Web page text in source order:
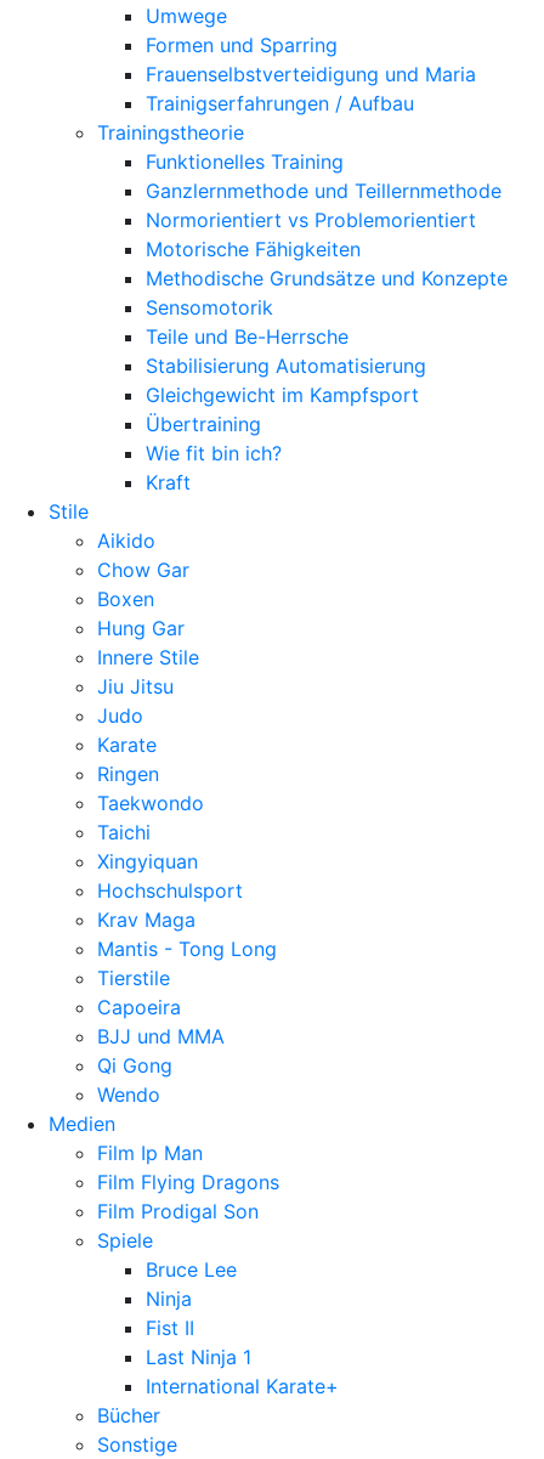
Umwege
Formen und Sparring
Frauenselbstverteidigung und Maria
Trainigserfahrungen / Aufbau
Trainingstheorie
Funktionelles Training
Ganzlernmethode und Teillernmethode
Normorientiert vs Problemorientiert
Motorische Fähigkeiten
Methodische Grundsätze und Konzepte
Sensomotorik
Teile und Be-Herrsche
Stabilisierung Automatisierung
Gleichgewicht im Kampfsport
Übertraining
Wie fit bin ich?
Kraft
Stile
Aikido
Chow Gar
Boxen
Hung Gar
Innere Stile
Jiu Jitsu
Judo
Karate
Ringen
Taekwondo
Taichi
Xingyiquan
Hochschulsport
Krav Maga
Mantis - Tong Long
Tierstile
Capoeira
BJJ und MMA
Qi Gong
Wendo
Medien
Film Ip Man
Film Flying Dragons
Film Prodigal Son
Spiele
Bruce Lee
Ninja
Fist II
Last Ninja 1
International Karate+
Bücher
Sonstige